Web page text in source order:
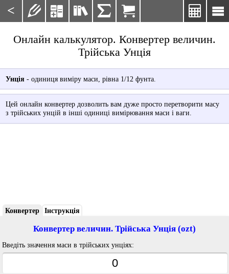
< 

    
Онлайн калькулятор. Конвертер величин.
Трійська Унція
Унція - одиниця виміру маси, рівна 1/12 фунта.
Цей онлайн конвертер дозволить вам дуже просто перетворити масу
з трійських унцій в інші одиниці вимірювання маси і ваги.
Конвертер Інструкція
Конвертер величин. Трійська Унція (ozt)
Введіть значення маси в трійських унціях: